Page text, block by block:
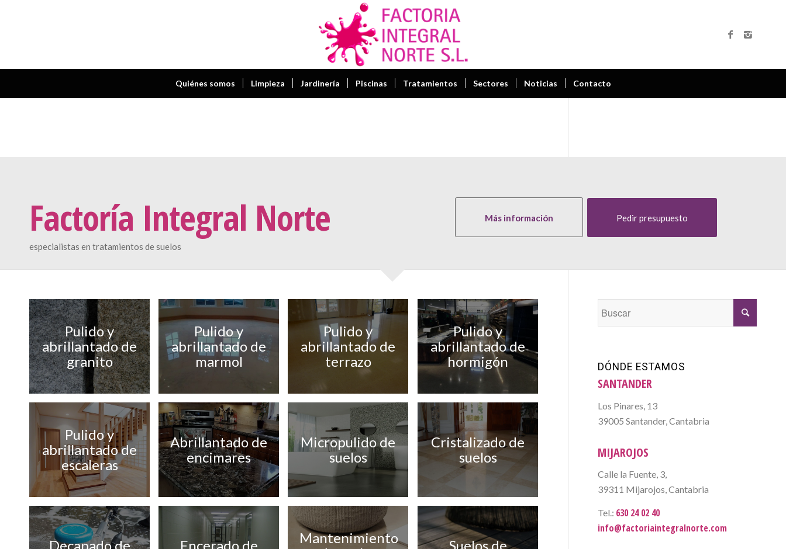
Quiénes somos Limpieza Jardinería Piscinas Tratamientos Sectores Noticias Contacto
Factoría Integral Norte
especialistas en tratamientos de suelos
Más información Pedir presupuesto
Pulido y
abrillantado de
granito
Pulido y
abrillantado de
marmol
Pulido y
abrillantado de
terrazo
Pulido y
abrillantado de
hormigón
Pulido y
abrillantado de
escaleras
Abrillantado de
encimares
Micropulido de
suelos
Cristalizado de
suelos
Decapado de
Encerado de
Mantenimiento
Suelos de
DÓNDE ESTAMOS
SANTANDER
Los Pinares, 13
39005 Santander, Cantabria
MIJAROJOS
Calle la Fuente, 3,
39311 Mijarojos, Cantabria
Tel.: 630 24 02 40
info@factoriaintegralnorte.com